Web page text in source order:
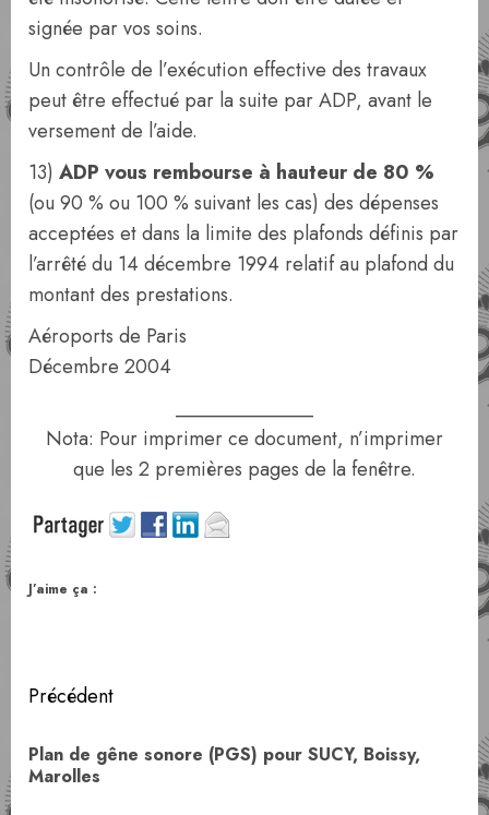
signée par vos soins.
Un contrôle de l’exécution effective des travaux
peut être effectué par la suite par ADP, avant le
versement de l’aide.
13) ADP vous rembourse à hauteur de 80 %
(ou 90 % ou 100 % suivant les cas) des dépenses
acceptées et dans la limite des plafonds définis par
l’arrêté du 14 décembre 1994 relatif au plafond du
montant des prestations.
Aéroports de Paris
Décembre 2004
Nota: Pour imprimer ce document, n’imprimer
que les 2 premières pages de la fenêtre.
J’aime ça :
Navigation
d’article
Précédent
Plan de gêne sonore (PGS) pour SUCY, Boissy,
Marolles